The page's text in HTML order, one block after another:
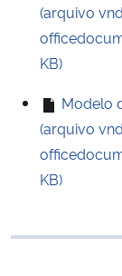
(arquivo
KB)
Modelo
(arquivo
KB)